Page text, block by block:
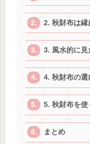
2. 秋財布は縁
3. 風水的に
4. 秋財布の
5. 秋財布を使
まとめ